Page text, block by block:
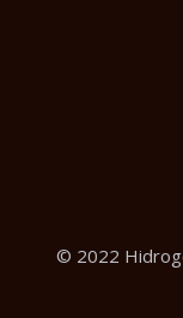
© 2022